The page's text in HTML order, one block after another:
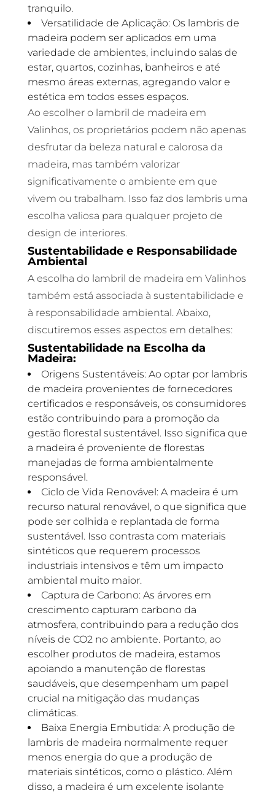
tranquilo.
Versatilidade de Aplicação: Os lambris de
madeira podem ser aplicados em uma
variedade de ambientes, incluindo salas de
estar, quartos, cozinhas, banheiros e até
mesmo áreas externas, agregando valor e
estética em todos esses espaços.
Ao escolher o lambril de madeira em
Valinhos, os proprietários podem não apenas
desfrutar da beleza natural e calorosa da
madeira, mas também valorizar
significativamente o ambiente em que
vivem ou trabalham. Isso faz dos lambris uma
escolha valiosa para qualquer projeto de
design de interiores.
Sustentabilidade e Responsabilidade
Ambiental
A escolha do lambril de madeira em Valinhos
também está associada à sustentabilidade e
à responsabilidade ambiental. Abaixo,
discutiremos esses aspectos em detalhes:
Sustentabilidade na Escolha da
Madeira:
Origens Sustentáveis: Ao optar por lambris
de madeira provenientes de fornecedores
certificados e responsáveis, os consumidores
estão contribuindo para a promoção da
gestão florestal sustentável. Isso significa que
a madeira é proveniente de florestas
manejadas de forma ambientalmente
responsável.
Ciclo de Vida Renovável: A madeira é um
recurso natural renovável, o que significa que
pode ser colhida e replantada de forma
sustentável. Isso contrasta com materiais
sintéticos que requerem processos
industriais intensivos e têm um impacto
ambiental muito maior.
Captura de Carbono: As árvores em
crescimento capturam carbono da
atmosfera, contribuindo para a redução dos
níveis de CO2 no ambiente. Portanto, ao
escolher produtos de madeira, estamos
apoiando a manutenção de florestas
saudáveis, que desempenham um papel
crucial na mitigação das mudanças
climáticas.
Baixa Energia Embutida: A produção de
lambris de madeira normalmente requer
menos energia do que a produção de
materiais sintéticos, como o plástico. Além
disso, a madeira é um excelente isolante